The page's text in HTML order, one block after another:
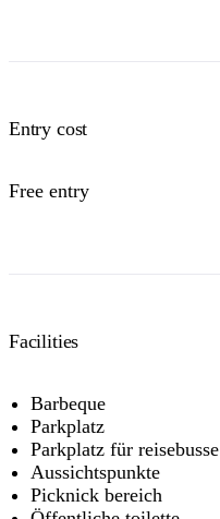
Entry cost
Free entry
Facilities
Barbeque
Parkplatz
Parkplatz für reisebusse
Aussichtspunkte
Picknick bereich